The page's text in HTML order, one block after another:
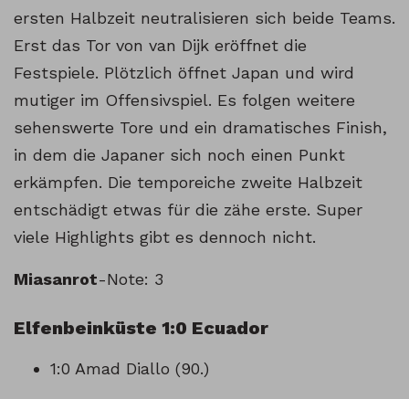
ersten Halbzeit neutralisieren sich beide Teams.
Erst das Tor von van Dijk eröffnet die
Festspiele. Plötzlich öffnet Japan und wird
mutiger im Offensivspiel. Es folgen weitere
sehenswerte Tore und ein dramatisches Finish,
in dem die Japaner sich noch einen Punkt
erkämpfen. Die temporeiche zweite Halbzeit
entschädigt etwas für die zähe erste. Super
viele Highlights gibt es dennoch nicht.
Miasanrot-Note: 3
Elfenbeinküste 1:0 Ecuador
1:0 Amad Diallo (90.)